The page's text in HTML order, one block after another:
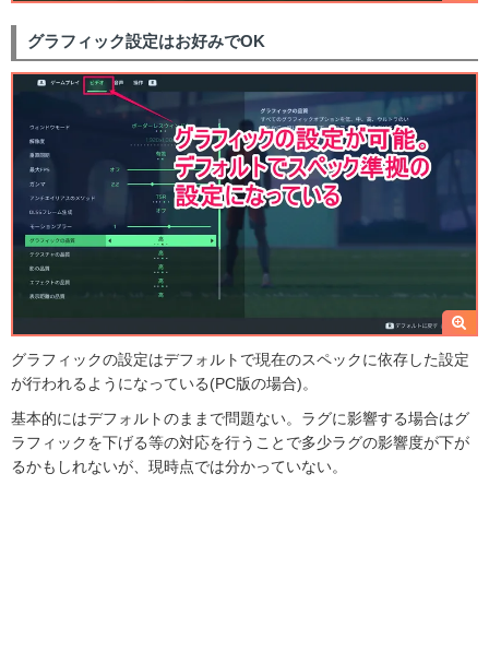
グラフィック設定はお好みでOK
グラフィックの設定はデフォルトで現在のスペックに依存した設定
が行われるようになっている(PC版の場合)。
基本的にはデフォルトのままで問題ない。ラグに影響する場合はグ
ラフィックを下げる等の対応を行うことで多少ラグの影響度が下が
るかもしれないが、現時点では分かっていない。